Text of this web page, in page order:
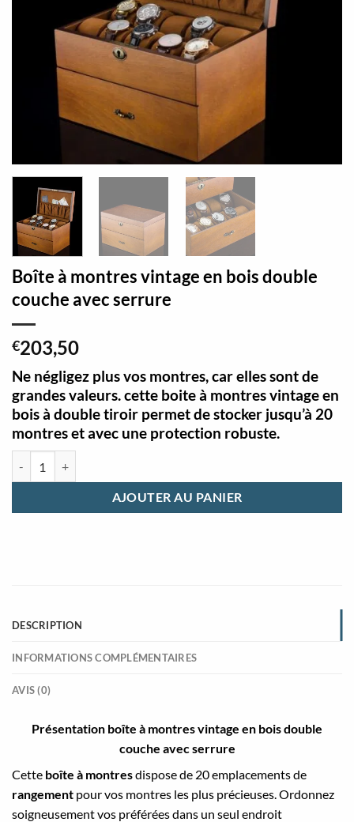
Boîte à montres vintage en bois double
couche avec serrure
€203,50
Ne négligez plus vos montres, car elles sont de
grandes valeurs. cette boite à montres vintage en
bois à double tiroir permet de stocker jusqu’à 20
montres et avec une protection robuste.
AJOUTER AU PANIER
DESCRIPTION
INFORMATIONS COMPLÉMENTAIRES
AVIS (0)
Présentation boîte à montres vintage en bois double
couche avec serrure
Cette boîte à montresdispose de 20 emplacements de
rangement pour vos montres les plus précieuses. Ordonnez
soigneusement vos préférées dans un seul endroit